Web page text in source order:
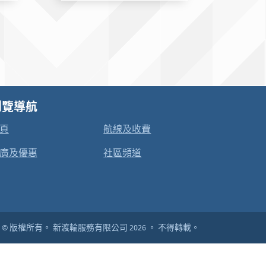
導航
航線及收費
及優惠
社區頻道
© 版權所有。 新渡輪服務有限公司 2026 。 不得轉載。